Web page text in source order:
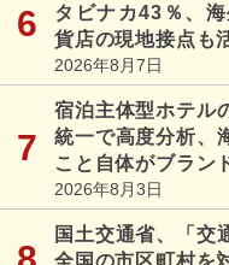
タビナカ43％、
貨店の現地接点
2026年8月7日
宿泊主体型ホテル
統一で高度分析、
こと自体がブラン
2026年8月3日
国土交通省、「交
全国の市区町村を